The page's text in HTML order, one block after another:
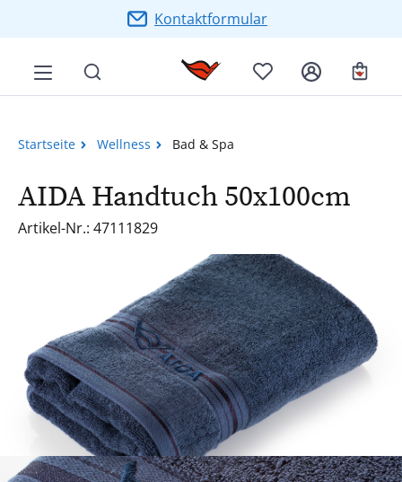
Zum Hauptinhalt springenKontaktformular
Startseite Wellness Bad & Spa
AIDA Handtuch 50x100cm
Artikel-Nr.: 47111829
Bildergalerie überspringen